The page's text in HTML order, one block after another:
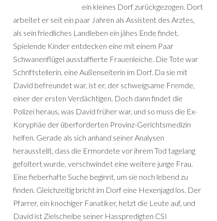
ein kleines Dorf zurückgezogen. Dort
arbeitet er seit ein paar Jahren als Assistent des Arztes,
als sein friedliches Landleben ein jähes Ende findet.
Spielende Kinder entdecken eine mit einem Paar
Schwanenflügel ausstaffierte Frauenleiche. Die Tote war
Schriftstellerin, eine Außenseiterin im Dorf. Da sie mit
David befreundet war, ist er, der schweigsame Fremde,
einer der ersten Verdächtigen. Doch dann findet die
Polizei heraus, was David früher war, und so muss die Ex-
Koryphäe der überforderten Provinz-Gerichtsmedizin
helfen. Gerade als sich anhand seiner Analysen
herausstellt, dass die Ermordete vor ihrem Tod tagelang
gefoltert wurde, verschwindet eine weitere junge Frau.
Eine fieberhafte Suche beginnt, um sie noch lebend zu
finden. Gleichzeitig bricht im Dorf eine Hexenjagd los. Der
Pfarrer, ein knochiger Fanatiker, hetzt die Leute auf, und
David ist Zielscheibe seiner Hasspredigten CSI